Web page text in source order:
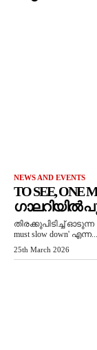
NEWS AND EVENTS
TO SEE,
ഗാലറിയിൽ
തിരക്കുപിടിച്ച്
must slow down' എന്ന...
25th March 2026